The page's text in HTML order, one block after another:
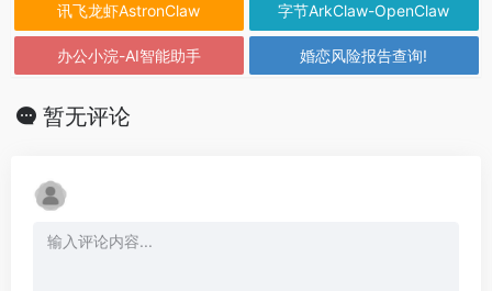
讯飞龙虾AstronClaw 字节ArkClaw-OpenClaw
办公小浣-AI智能助手 婚恋风险报告查询!
暂无评论